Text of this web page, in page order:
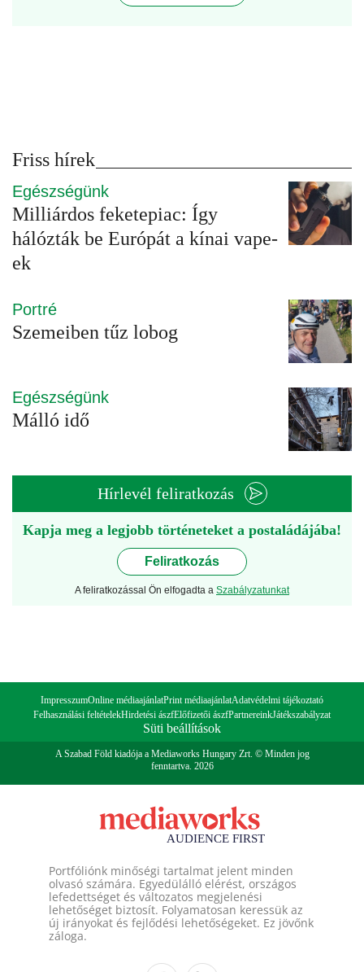
Friss hírek
Egészségünk
Milliárdos feketepiac: Így
hálózták be Európát a kínai vape-
ek
Portré
Szemeiben tűz lobog
Egészségünk
Málló idő
Hírlevél feliratkozás
Kapja meg a legjobb történeteket a postaládájába!
Feliratkozás
A feliratkozással Ön elfogadta a Szabályzatunkat
ImpresszumOnline médiaajánlatPrint médiaajánlatAdatvédelmi tájékoztató
Felhasználási feltételekHirdetési ászfElőfizetői ászfPartnereinkJátékszabályzat
Süti beállítások
A Szabad Föld kiadója a Mediaworks Hungary Zrt. © Minden jog
fenntartva. 2026
Portfóliónk minőségi tartalmat jelent minden
olvasó számára. Egyedülálló elérést, országos
lefedettséget és változatos megjelenési
lehetőséget biztosít. Folyamatosan keressük az
új irányokat és fejlődési lehetőségeket. Ez jövőnk
záloga.